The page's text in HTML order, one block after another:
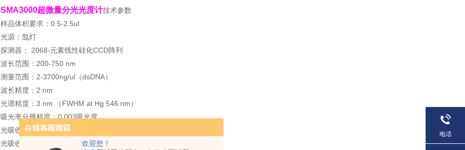
欢迎您！
SMA3000超微量分光光度计技术参数
样品体积要求：0.5-2.5ul
光源：氙灯
探测器： 2068-元素线性硅化CCD阵列
波长范围：200-750 nm
测量范围：2-3700ng/ul（dsDNA）
波长精度：2 nm
光谱精度：3 nm （FWHM at Hg 546 nm）
吸光率分辨精度：0.003吸光度
光吸收准确度：2% （at 0.636 absorbance at 350nm）
光吸收范围：0.02-75 （等效于10mm）
电话